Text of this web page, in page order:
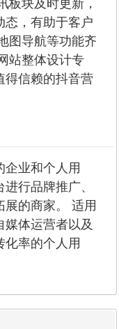
板块及时更新，
态，有助于客户
图导航等功能齐
站整体设计专
得信赖的抖音营
企业和个人用
行品牌推广、
展的商家。 适用
体运营者以及
化率的个人用